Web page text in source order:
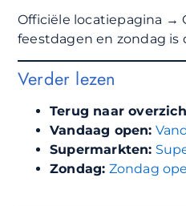
Officiële locatiepagina →
feestdagen en zondag is
Verder lezen
Terug naar
Vandaag open:
Supermarkten:
Zondag: Zondag